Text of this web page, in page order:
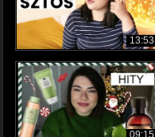
13:53
09:15